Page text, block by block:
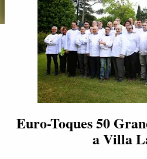
Euro-Toques50
a Villa